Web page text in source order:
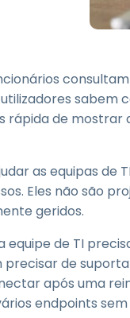
Remotos
de Endpoint
as
sabem
rápida de mostrar
as equipas de
Eles não são
geridos.
equipe de TI
precisar de
após uma
endpoints